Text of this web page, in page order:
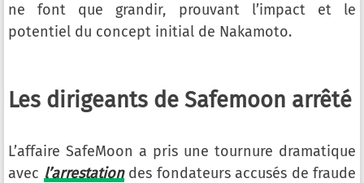
ne font que grandir, prouvant l’impact et le
potentiel du concept initial de Nakamoto.
Les dirigeants de Safemoon arrêté
L’affaire SafeMoon a pris une tournure dramatique
avec l’arrestationdes fondateurs accusés de fraude